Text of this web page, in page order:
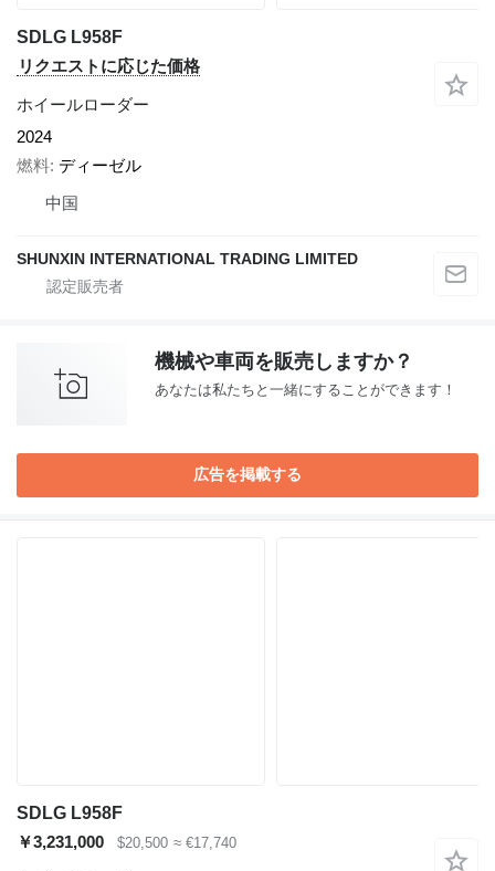
SDLG L958F
リクエストに応じた価格
ホイールローダー
2024
燃料 ディーゼル
中国
SHUNXIN INTERNATIONAL TRADING LIMITED
機械や車両を販売しますか？
あなたは私たちと一緒にすることができます！
広告を掲載する
SDLG L958F
￥3,231,000
$20,500 ≈ €17,740